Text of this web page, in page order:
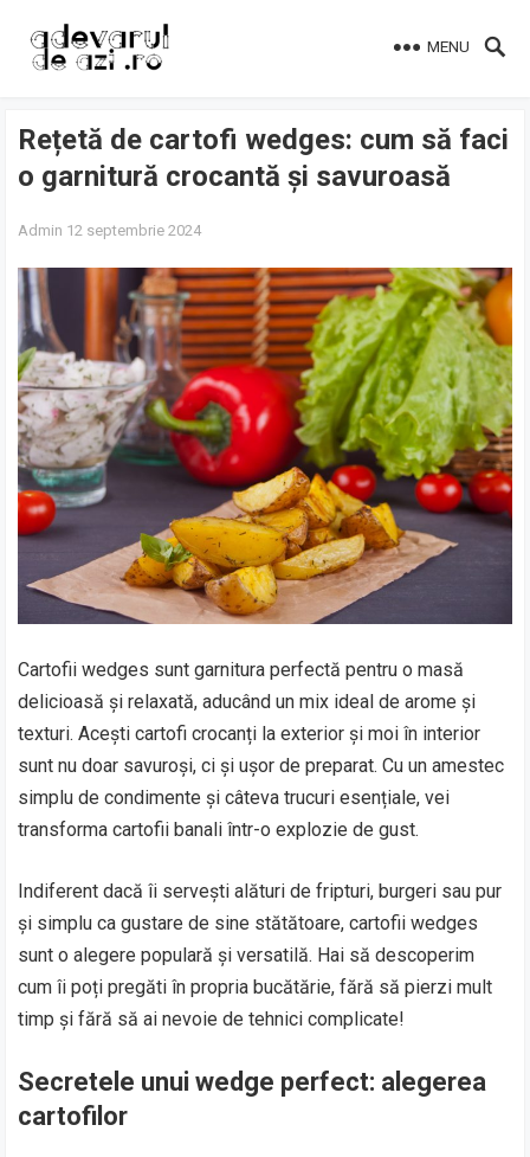
MENU
Rețetă de cartofi wedges: cum să faci
o garnitură crocantă și savuroasă
Admin 12 septembrie 2024
Cartofii wedges sunt garnitura perfectă pentru o masă
delicioasă și relaxată, aducând un mix ideal de arome și
texturi. Acești cartofi crocanți la exterior și moi în interior
sunt nu doar savuroși, ci și ușor de preparat. Cu un amestec
simplu de condimente și câteva trucuri esențiale, vei
transforma cartofii banali într-o explozie de gust.
Indiferent dacă îi servești alături de fripturi, burgeri sau pur
și simplu ca gustare de sine stătătoare, cartofii wedges
sunt o alegere populară și versatilă. Hai să descoperim
cum îi poți pregăti în propria bucătărie, fără să pierzi mult
timp și fără să ai nevoie de tehnici complicate!
Secretele unui wedge perfect: alegerea
cartofilor